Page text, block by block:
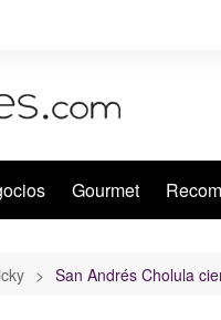
Gourmet
San Andrés Cholula